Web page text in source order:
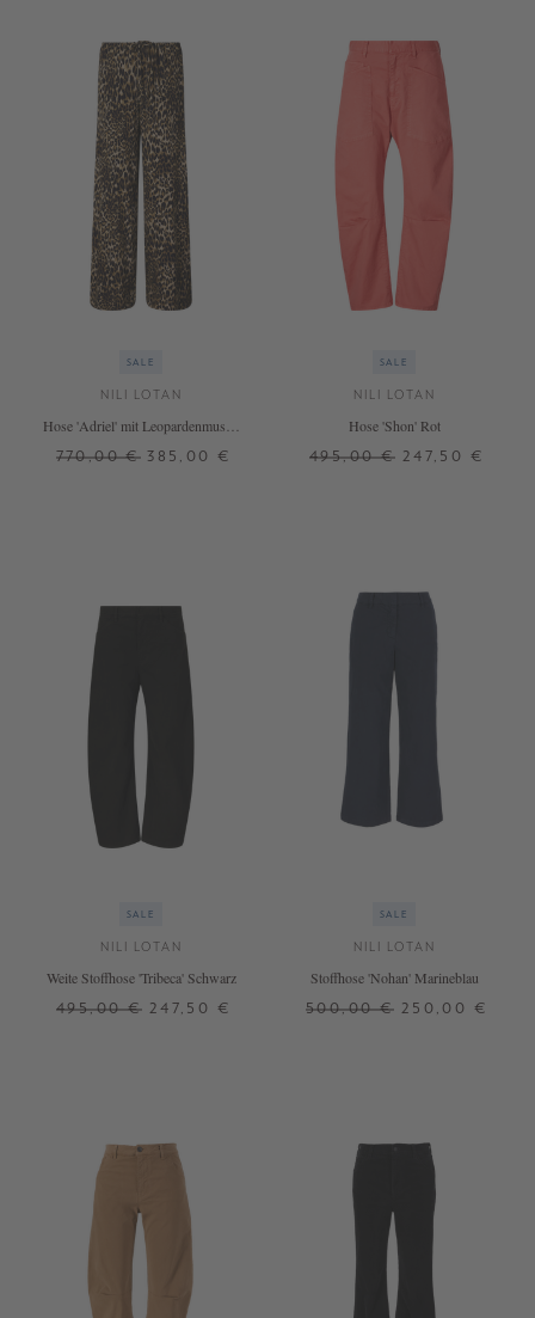
SALE
NILI LOTAN
Hose 'Adriel' mit Leopardenmuster
770,00 € 385,00 €
SALE
NILI LOTAN
Hose 'Shon' Rot
495,00 € 247,50 €
SALE
NILI LOTAN
Weite Stoffhose 'Tribeca' Schwarz
495,00 € 247,50 €
SALE
NILI LOTAN
Stoffhose 'Nohan' Marineblau
500,00 € 250,00 €